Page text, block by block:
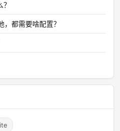
都需要啥配置？